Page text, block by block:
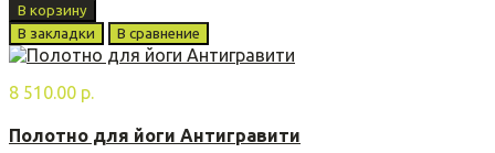
В корзину
В закладки
В сравнение
8 510.00 р.
Полотно для йоги Антигравити